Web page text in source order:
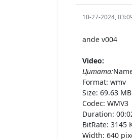
10-27-2024,
ande v004
Video:
Цитата:
Format: wmv
Size: 69.63 MB
Codec: WMV3
Duration:
BitRate: 3145
Width: 640